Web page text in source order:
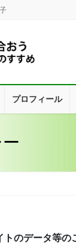
プロフィール
トのデータ等の